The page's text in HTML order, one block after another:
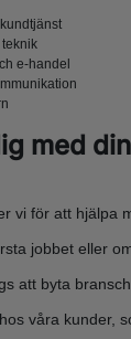
e-handel
med
vi för att hjälpa
jobbet eller
att byta
våra kunder,